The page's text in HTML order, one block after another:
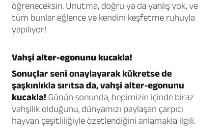
öğreneceksin. Unutma, doğru ya da yanlış yok, ve
tüm bunlar eğlence ve kendini keşfetme ruhuyla
yapılıyor!
Vahşi alter-egonunu kucakla!
Sonuçlar seni onaylayarak kükretse de
şaşkınlıkla sırıtsa da, vahşi alter-egonunu
kucakla! Günün sonunda, hepimizin içinde biraz
vahşilik olduğunu, dünyamızı paylaşan çarpıcı
hayvan çeşitliliğiyle özetlendiğini anlamakla ilgili.